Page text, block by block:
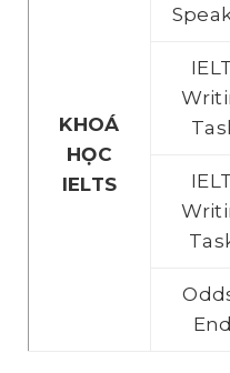
KHOÁ
HỌC
IELTS